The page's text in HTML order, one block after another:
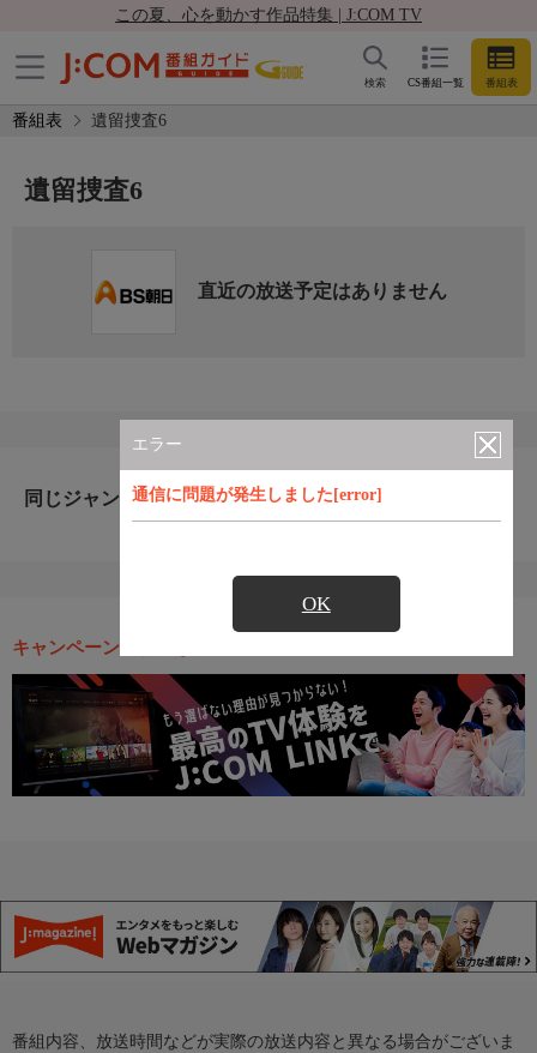
この夏、心を動かす作品特集 | J:COM TV
CS番組一覧 番組表
検索
番組表 遺留捜査6
エラー
通信に問題が発生しました[error]
OK
遺留捜査6
直近の放送予定はありません
同じジャンルのおすすめ番組
キャンペーン・お得な情報
番組内容、放送時間などが実際の放送内容と異なる場合がございま